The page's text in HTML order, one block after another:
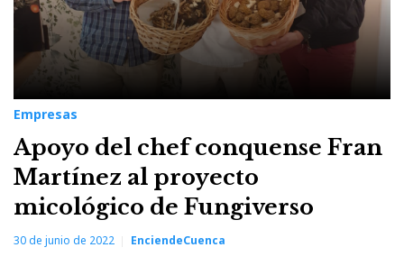
Empresas
Apoyo del chef conquense Fran
Martínez al proyecto
micológico de Fungiverso
30 de junio de 2022 EnciendeCuenca